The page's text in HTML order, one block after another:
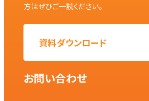
方はぜひご一読ください。
資料ダウンロード
お問い合わせ